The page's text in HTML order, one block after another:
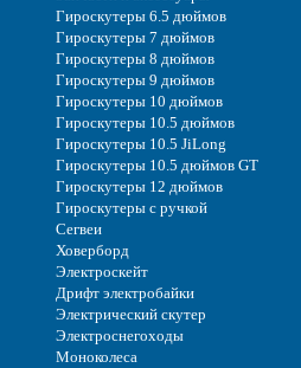
Гироскутеры 6.5 дюймов
Гироскутеры 7 дюймов
Гироскутеры 8 дюймов
Гироскутеры 9 дюймов
Гироскутеры 10 дюймов
Гироскутеры 10.5 дюймов
Гироскутеры 10.5 JiLong
Гироскутеры 10.5 дюймов GT
Гироскутеры 12 дюймов
Гироскутеры с ручкой
Сегвеи
Ховерборд
Электроскейт
Дрифт электробайки
Электрический скутер
Электроснегоходы
Моноколеса